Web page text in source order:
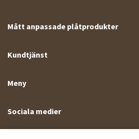
Mått anpassade plåtprodukter
Kundtjänst
Meny
Sociala medier